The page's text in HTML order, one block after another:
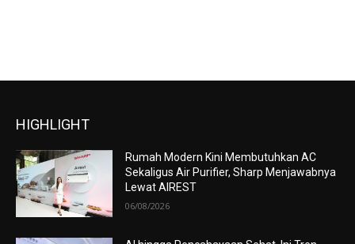
HIGHLIGHT
Rumah Modern Kini Membutuhkan AC
Sekaligus Air Purifier, Sharp Menjawabnya
Lewat AIREST
06/08/2026